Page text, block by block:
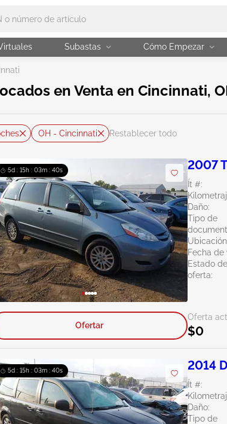
Subastas Cómo Empezar
en Venta en Cincinnati,
OH - Cincinnati Restablecer todo
5d : 15h : 03m : 39s 2007
Ít #:
Daño:
Tipo de
Fecha de
Estado
oferta:
Oferta
$0
Ofertar
5d : 15h : 03m : 39s 2014
Ít #:
Daño:
Tipo de